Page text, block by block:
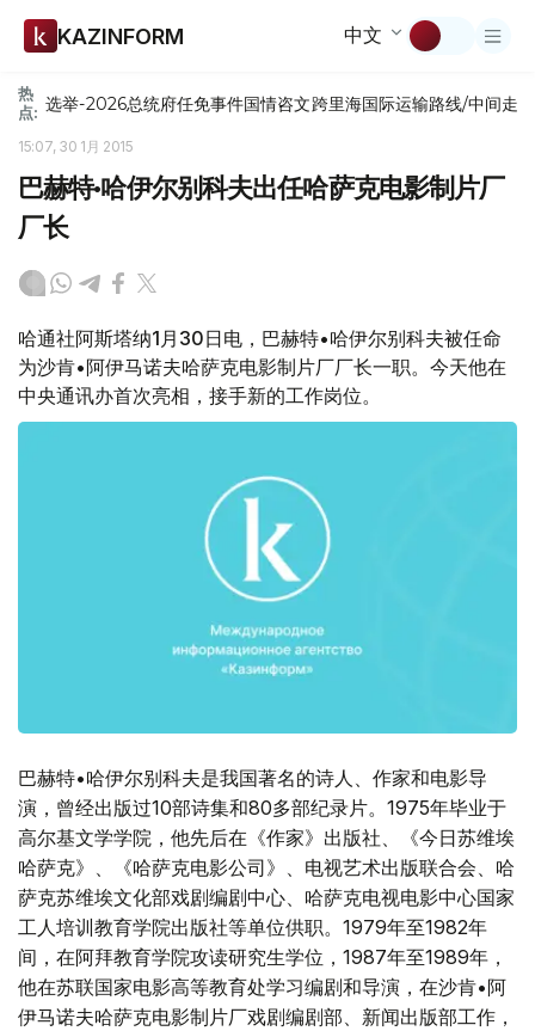
KAZINFORM 中文
热
点: 选举-2026总统府任免事件国情咨文跨里海国际运输路线/中间走廊
15:07, 30 1月 2015
巴赫特•哈伊尔别科夫出任哈萨克电影制片厂
厂长
哈通社阿斯塔纳1月30日电，巴赫特•哈伊尔别科夫被任命
为沙肯•阿伊马诺夫哈萨克电影制片厂厂长一职。今天他在
中央通讯办首次亮相，接手新的工作岗位。
巴赫特•哈伊尔别科夫是我国著名的诗人、作家和电影导
演，曾经出版过10部诗集和80多部纪录片。1975年毕业于
高尔基文学学院，他先后在《作家》出版社、《今日苏维埃
哈萨克》、《哈萨克电影公司》、电视艺术出版联合会、哈
萨克苏维埃文化部戏剧编剧中心、哈萨克电视电影中心国家
工人培训教育学院出版社等单位供职。1979年至1982年
间，在阿拜教育学院攻读研究生学位，1987年至1989年，
他在苏联国家电影高等教育处学习编剧和导演，在沙肯•阿
伊马诺夫哈萨克电影制片厂戏剧编剧部、新闻出版部工作，